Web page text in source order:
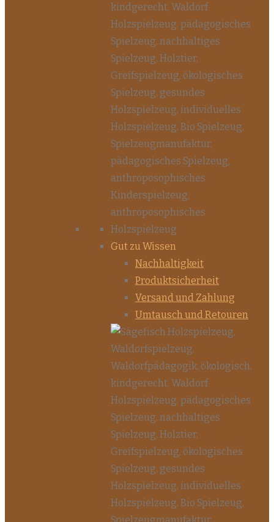
Gut zu Wissen
Nachhaltigkeit
Produktsicherheit
Versand und Zahlung
Umtausch und Retouren